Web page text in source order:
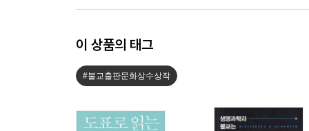
이 상품의 태그
#불교출판문화상수상작